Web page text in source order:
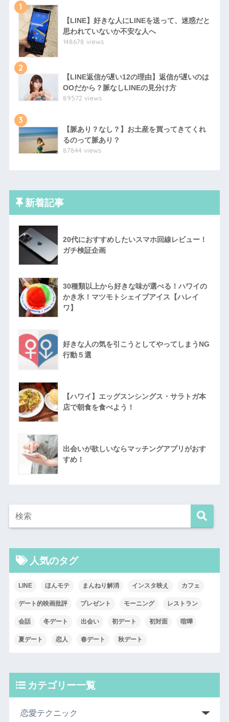
1
【LINE】好きな人にLINEを送って、迷惑だと
思われていないか不安な人へ
148678 views
2
【LINE返信が遅い12の理由】返信が遅いのは
OOだから？脈なしLINEの見分け方
89572 views
3
【脈あり？なし？】お土産を買ってきてくれ
るのって脈あり？
87844 views
新着記事
20代におすすめしたいスマホ回線レビュー！
ガチ検証企画
30種類以上から好きな味が選べる！ハワイの
かき氷！マツモトシェイブアイス【ハレイ
ワ】
好きな人の気を引こうとしてやってしまうNG
行動５選
【ハワイ】エッグスンシングス・サラトガ本
店で朝食を食べよう！
出会いが欲しいならマッチングアプリがおす
すめ！
人気のタグ
LINE ほんモテ まんねり解消 インスタ映え カフェ
デート的映画批評 プレゼント モーニング レストラン
会話 冬デート 出会い 初デート 初対面 喧嘩
夏デート 恋人 春デート 秋デート
カテゴリー一覧